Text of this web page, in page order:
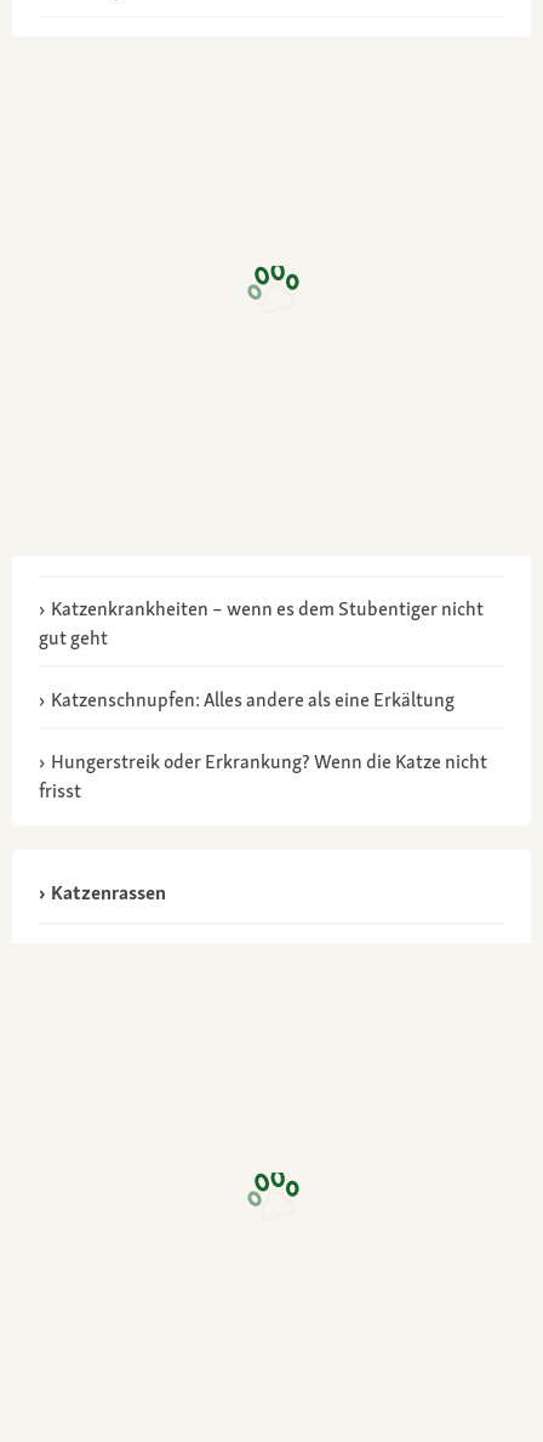
Katzenkrankheiten – wenn es dem Stubentiger nicht
gut geht
Katzenschnupfen: Alles andere als eine Erkältung
Hungerstreik oder Erkrankung? Wenn die Katze nicht
frisst
Katzenrassen